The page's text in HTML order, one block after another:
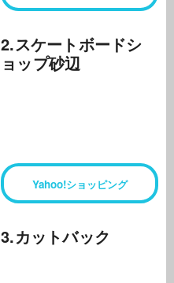
2.スケートボードシ
ョップ砂辺
Yahoo!ショッピング
3.カットバック